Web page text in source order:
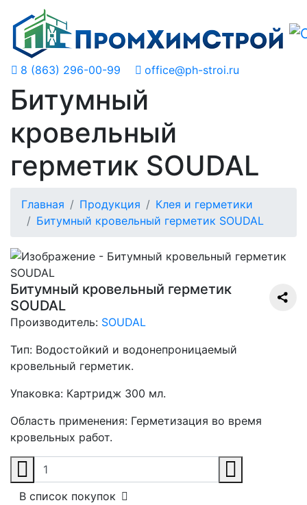
8 (863) 296-00-99 office@ph-stroi.ru
Битумный
кровельный
герметик SOUDAL
Главная Продукция
Клея и герметики
Битумный кровельный герметик SOUDAL
Битумный кровельный герметик
SOUDAL
Производитель: SOUDAL
Тип: Водостойкий и водонепроницаемый
кровельный герметик.
Упаковка: Картридж 300 мл.
Область применения: Герметизация во время
кровельных работ.
В список покупок